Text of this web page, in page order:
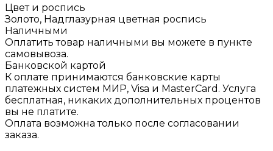
Цвет и роспись
Золото, Надглазурная цветная роспись
Наличными
Оплатить товар наличными вы можете в пункте
самовывоза.
Банковской картой
К оплате принимаются банковские карты
платежных систем МИР, Visa и MasterCard. Услуга
бесплатная, никаких дополнительных процентов
вы не платите.
Оплата возможна только после согласовании
заказа.